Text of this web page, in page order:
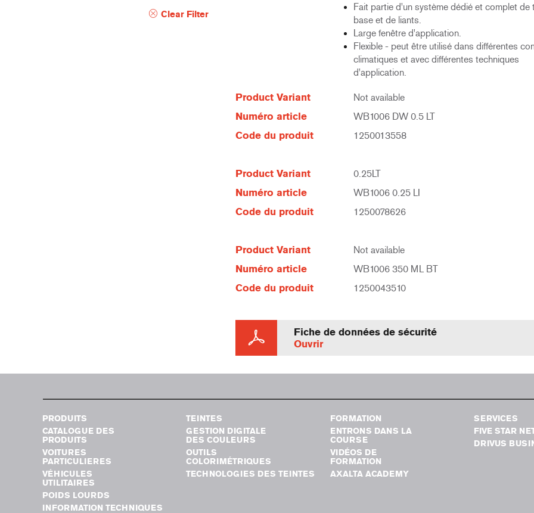
Clear Filter
Fait partie d'un système dédié et complet de
base et de liants.
Large fenêtre d'application.
Flexible - peut être utilisé dans différentes
climatiques et avec différentes techniques
d'application.
Product Variant Not available
Numéro article WB1006 DW 0.5 LT
Code du produit 1250013558
Product Variant 0.25LT
Numéro article WB1006 0.25 LI
Code du produit 1250078626
Product Variant Not available
Numéro article WB1006 350 ML BT
Code du produit 1250043510
Fiche de données de sécurité
Ouvrir
PRODUITS
CATALOGUE DES
PRODUITS
VOITURES
PARTICULIERES
VÉHICULES
UTILITAIRES
POIDS LOURDS
INFORMATION TECHNIQUES
TEINTES
GESTION DIGITALE
DES COULEURS
OUTILS
COLORIMÉTRIQUES
TECHNOLOGIES DES TEINTES
FORMATION
ENTRONS DANS LA
COURSE
VIDÉOS DE
FORMATION
AXALTA ACADEMY
SERVICES
FIVE STAR
DRIVUS